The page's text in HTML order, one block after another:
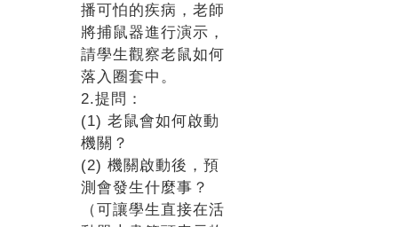
播可怕的疾病，老師
將捕鼠器進行演示，
請學生觀察老鼠如何
落入圈套中。
2.提問：
(1) 老鼠會如何啟動
機關？
(2) 機關啟動後，預
測會發生什麼事？
（可讓學生直接在活